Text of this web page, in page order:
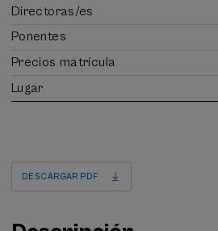
Directoras/es
Ponentes
Precios matrícula
Lugar
DESCARGAR PDF